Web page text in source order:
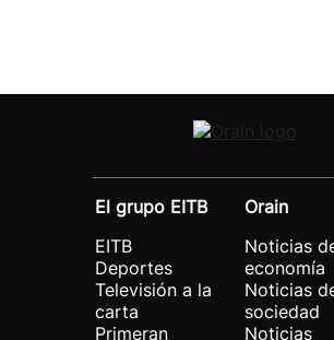
El grupo EITB
EITB
Deportes
Televisión a la
carta
Primeran
Orain
Noticias
economía
Noticias
sociedad
Noticias